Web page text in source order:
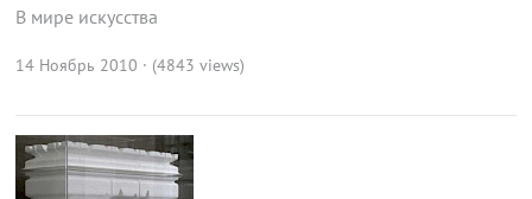
В мире искусства
14 Ноябрь 2010 · (4843 views)